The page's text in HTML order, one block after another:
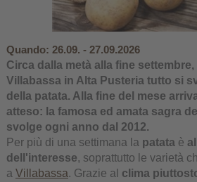
Quando: 26.09. - 27.09.2026
Circa dalla metà alla fine
Villabassa in Alta Pusteria tutto si
della patata. Alla fine del mese
atteso: la famosa ed amata sagra
svolge ogni anno dal 2012.
Per più di una settimana la patata è
dell'interesse, soprattutto le varietà
a Villabassa. Grazie al clima